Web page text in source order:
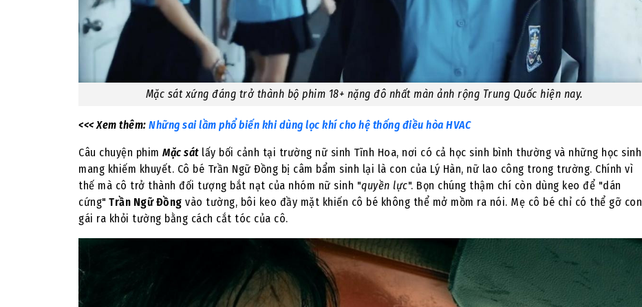
Mặc sát xứng đáng trở thành bộ phim 18+ nặng đô nhất màn ảnh rộng Trung Quốc hiện nay.
<<< Xem thêm: Những sai lầm phổ biến khi dùng lọc khí cho hệ thống điều hòa HVAC
Câu chuyện phim Mặc sátlấy bối cảnh tại trường nữ sinh Tĩnh Hoa, nơi có cả học sinh bình thường và những học sinh
mang khiếm khuyết. Cô bé Trần Ngữ Đồng bị câm bẩm sinh lại là con của Lý Hàn, nữ lao công trong trường. Chính vì
thế mà cô trở thành đối tượng bắt nạt của nhóm nữ sinh "quyền lực". Bọn chúng thậm chí còn dùng keo để "dán
cứng" Trần Ngữ Đồng vào tường, bôi keo đầy mặt khiến cô bé không thể mở mồm ra nói. Mẹ cô bé chỉ có thể gỡ con
gái ra khỏi tường bằng cách cắt tóc của cô.